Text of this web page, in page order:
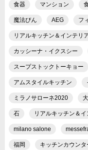
食器 マンション
魔法びん AEG フ
リアルキッチン＆インテリ
カッシーナ・イクスシー
スープストックトーキョー
アムスタイルキッチン
ミラノサローネ2020
石 リアルキッチン＆
milano salone
福岡 キッチンカウンタ